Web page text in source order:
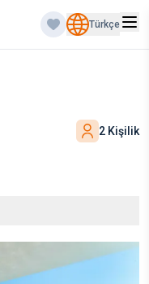
Türkçe
2 Kişilik